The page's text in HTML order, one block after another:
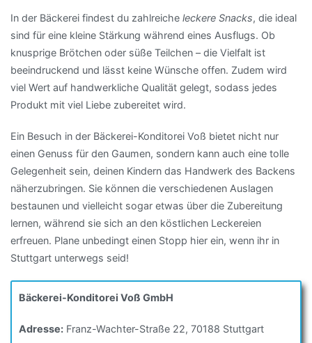
In der Bäckerei findest du zahlreiche leckere Snacks, die ideal
sind für eine kleine Stärkung während eines Ausflugs. Ob
knusprige Brötchen oder süße Teilchen – die Vielfalt ist
beeindruckend und lässt keine Wünsche offen. Zudem wird
viel Wert auf handwerkliche Qualität gelegt, sodass jedes
Produkt mit viel Liebe zubereitet wird.
Ein Besuch in der Bäckerei-Konditorei Voß bietet nicht nur
einen Genuss für den Gaumen, sondern kann auch eine tolle
Gelegenheit sein, deinen Kindern das Handwerk des Backens
näherzubringen. Sie können die verschiedenen Auslagen
bestaunen und vielleicht sogar etwas über die Zubereitung
lernen, während sie sich an den köstlichen Leckereien
erfreuen. Plane unbedingt einen Stopp hier ein, wenn ihr in
Stuttgart unterwegs seid!
Bäckerei-Konditorei Voß GmbH
Adresse: Franz-Wachter-Straße 22, 70188 Stuttgart